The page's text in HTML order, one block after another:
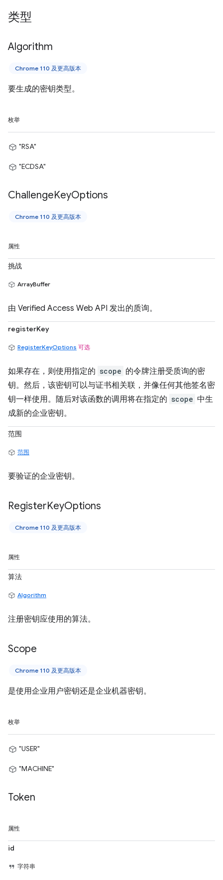
类型
Algorithm
Chrome 110 及更高版本
要生成的密钥类型。
枚举
"RSA"
"ECDSA"
ChallengeKeyOptions
Chrome 110 及更高版本
属性
挑战
ArrayBuffer
由 Verified Access Web API 发出的质询。
registerKey
RegisterKeyOptions 可选
如果存在，则使用指定的 scope 的令牌注册受质询的密
钥。然后，该密钥可以与证书相关联，并像任何其他签名密
钥一样使用。随后对该函数的调用将在指定的 scope 中生
成新的企业密钥。
范围
范围
要验证的企业密钥。
RegisterKeyOptions
Chrome 110 及更高版本
属性
算法
Algorithm
注册密钥应使用的算法。
Scope
Chrome 110 及更高版本
是使用企业用户密钥还是企业机器密钥。
枚举
"USER"
"MACHINE"
Token
属性
id
字符串